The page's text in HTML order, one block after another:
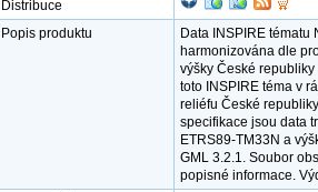
Distribuce
Popis produktu
Data INSPIRE tématu
harmonizována dle
výšky České
toto INSPIRE téma v
reliéfu České
specifikace jsou data
ETRS89-TM33N a
GML 3.2.1. Soubor
popisné informace.